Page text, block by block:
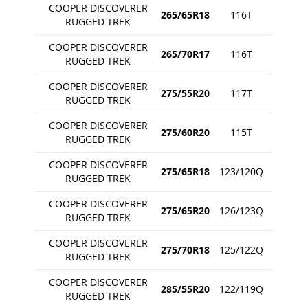
COOPER DISCOVERER
RUGGED TREK
265/65R18 116T
COOPER DISCOVERER
RUGGED TREK
265/70R17 116T
COOPER DISCOVERER
RUGGED TREK
275/55R20 117T
COOPER DISCOVERER
RUGGED TREK
275/60R20 115T
COOPER DISCOVERER
RUGGED TREK
275/65R18 123/120Q
COOPER DISCOVERER
RUGGED TREK
275/65R20 126/123Q
COOPER DISCOVERER
RUGGED TREK
275/70R18 125/122Q
COOPER DISCOVERER
RUGGED TREK
285/55R20 122/119Q